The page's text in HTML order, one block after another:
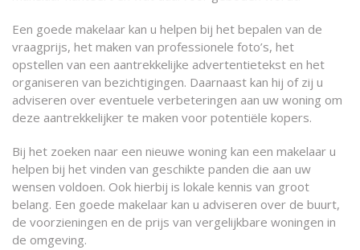
Een goede makelaar kan u helpen bij het bepalen van de
vraagprijs, het maken van professionele foto’s, het
opstellen van een aantrekkelijke advertentietekst en het
organiseren van bezichtigingen. Daarnaast kan hij of zij u
adviseren over eventuele verbeteringen aan uw woning om
deze aantrekkelijker te maken voor potentiële kopers.
Bij het zoeken naar een nieuwe woning kan een makelaar u
helpen bij het vinden van geschikte panden die aan uw
wensen voldoen. Ook hierbij is lokale kennis van groot
belang. Een goede makelaar kan u adviseren over de buurt,
de voorzieningen en de prijs van vergelijkbare woningen in
de omgeving.